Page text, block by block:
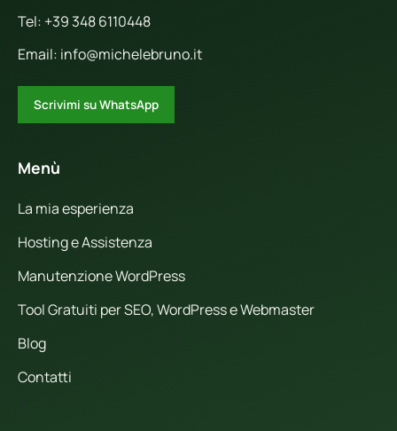
Tel: +39 348 6110448
Email: info@michelebruno.it
Scrivimi su WhatsApp
Menù
La mia esperienza
Hosting e Assistenza
Manutenzione WordPress
Tool Gratuiti per SEO, WordPress e Webmaster
Blog
Contatti